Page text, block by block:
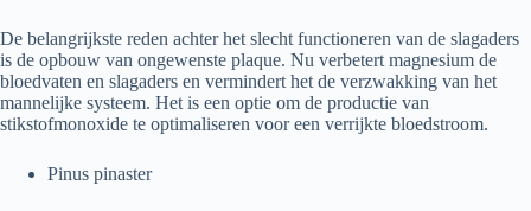
De belangrijkste reden achter het slecht functioneren van de slagaders
is de opbouw van ongewenste plaque. Nu verbetert magnesium de
bloedvaten en slagaders en vermindert het de verzwakking van het
mannelijke systeem. Het is een optie om de productie van
stikstofmonoxide te optimaliseren voor een verrijkte bloedstroom.
Pinus pinaster